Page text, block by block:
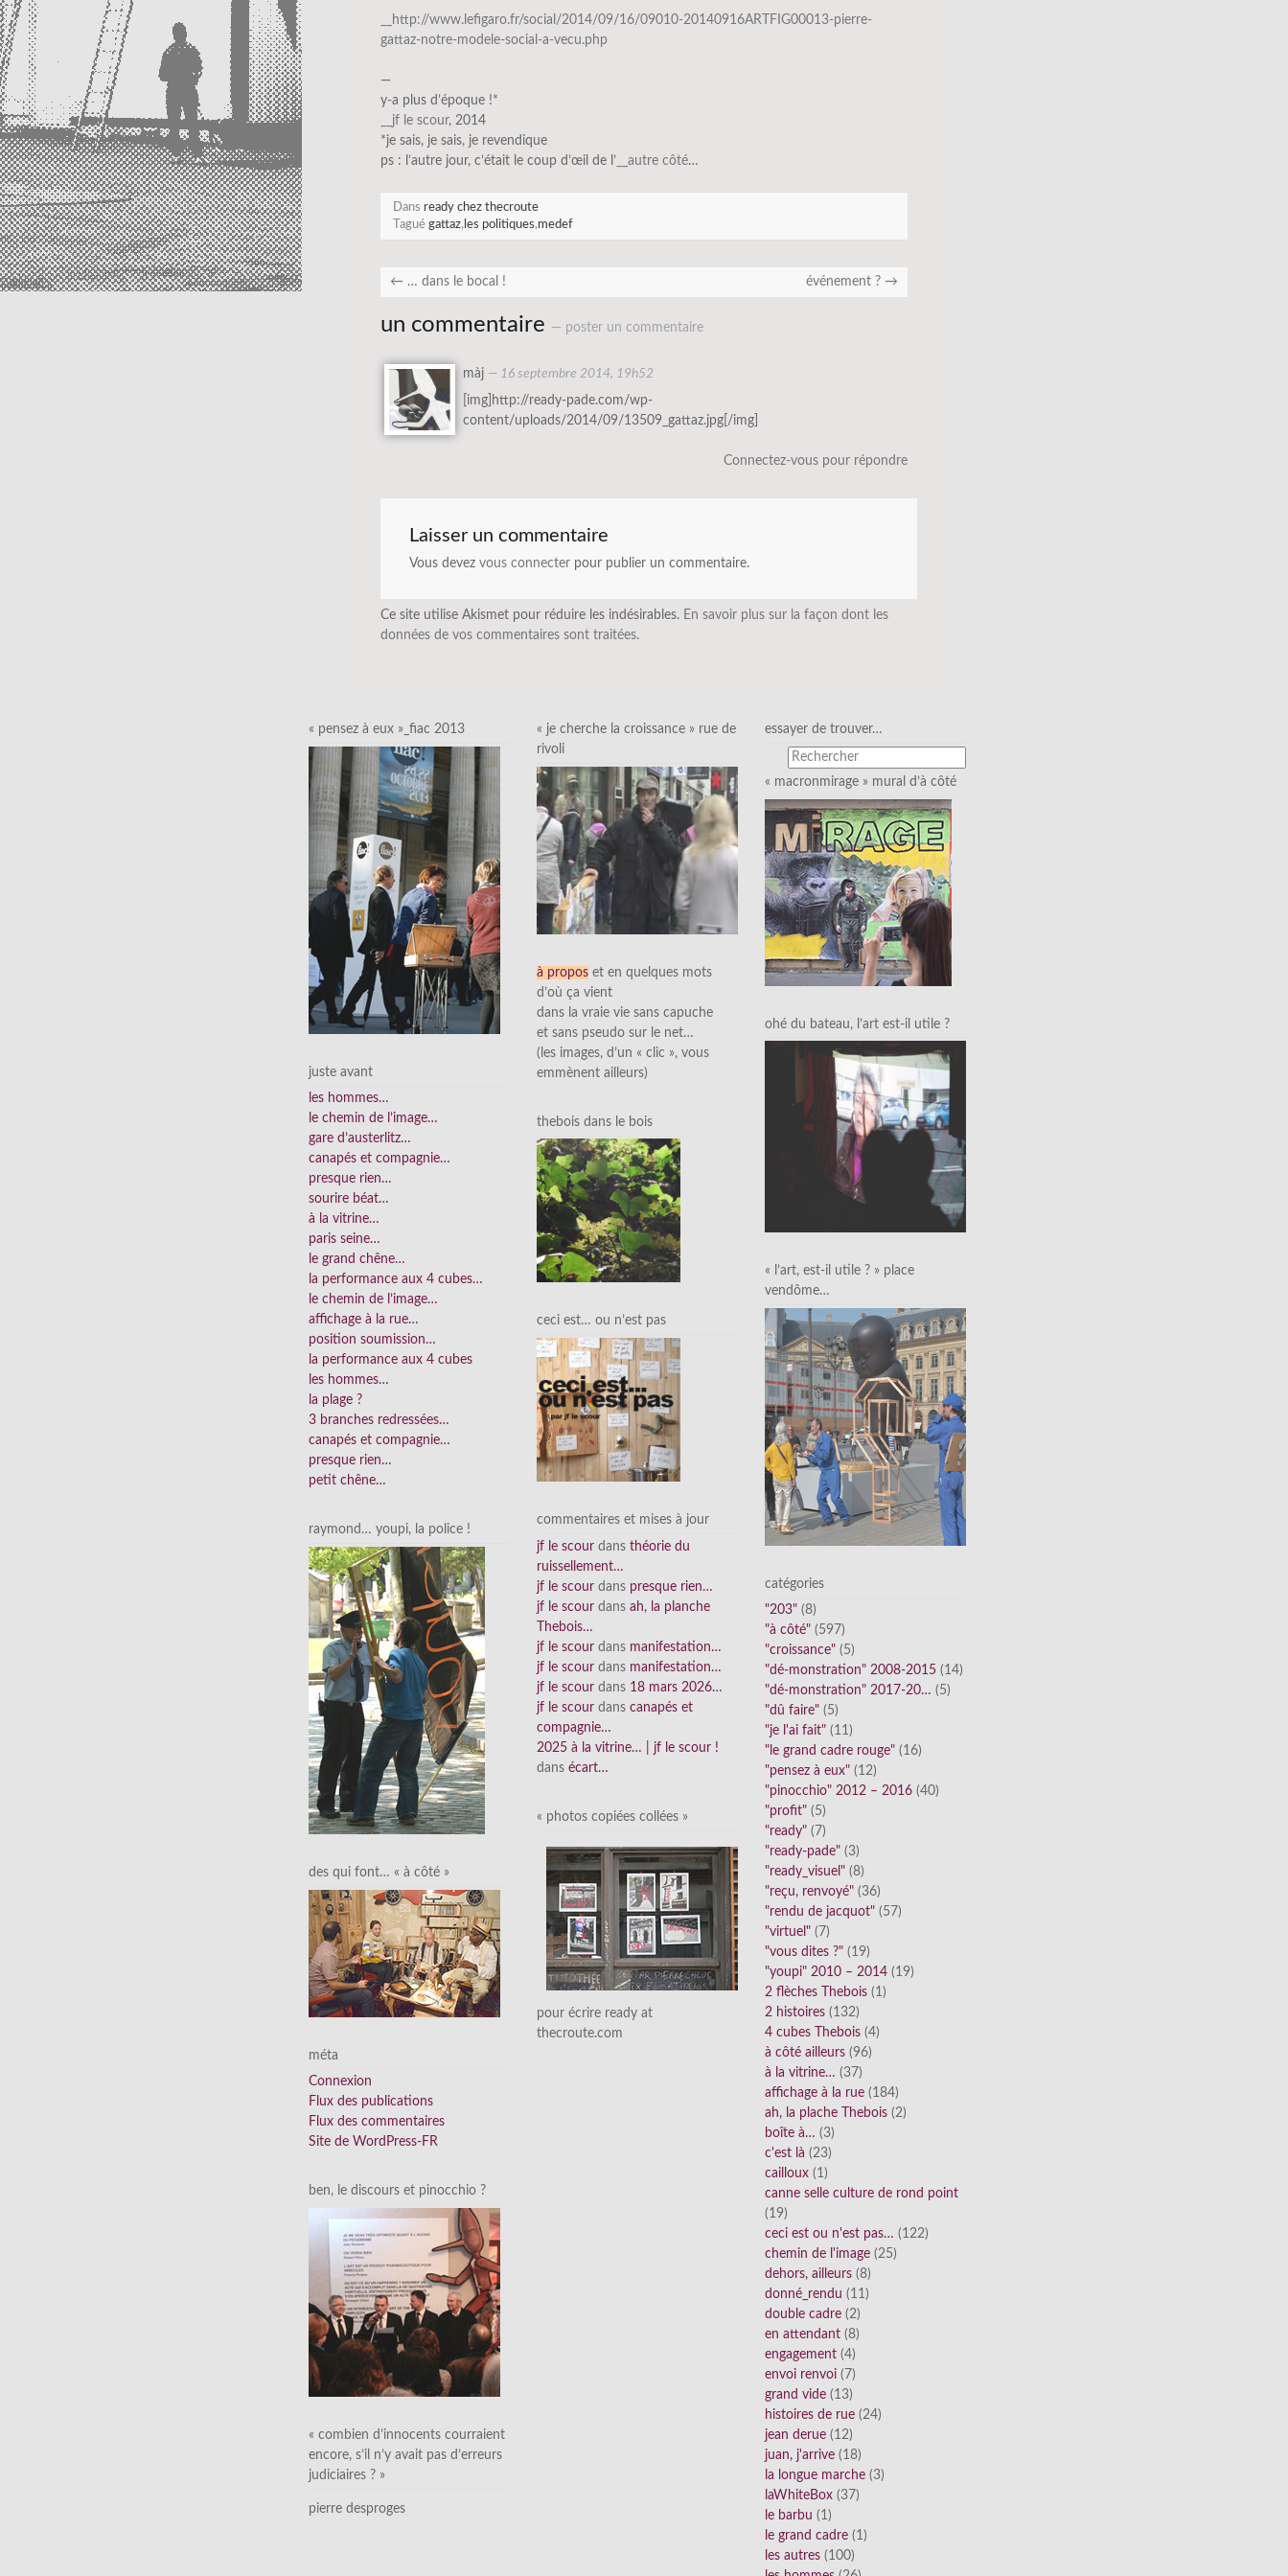
__http://www.lefigaro.fr/social/2014/09/16/09010-20140916ARTFIG00013-pierre-
gattaz-notre-modele-social-a-vecu.php
—
y-a plus d’époque !*
__jf le scour, 2014
*je sais, je sais, je revendique
ps : l’autre jour, c’était le coup d’œil de l’ __autre côté…
Dans ready chez thecroute
Tagué gattaz,les politiques,medef
← … dans le bocal ! événement ? →
un commentaire — poster un commentaire
màj — 16 septembre 2014, 19h52
[img]http://ready-pade.com/wp-
content/uploads/2014/09/13509_gattaz.jpg[/img]
Connectez-vous pour répondre
Laisser un commentaire
Vous devez vous connecter pour publier un commentaire.
Ce site utilise Akismet pour réduire les indésirables. En savoir plus sur la façon dont les
données de vos commentaires sont traitées.
« pensez à eux »_fiac 2013
juste avant
les hommes…
le chemin de l’image…
gare d’austerlitz…
canapés et compagnie…
presque rien…
sourire béat…
à la vitrine…
paris seine…
le grand chêne…
la performance aux 4 cubes…
le chemin de l’image…
affichage à la rue…
position soumission…
la performance aux 4 cubes
les hommes…
la plage ?
3 branches redressées…
canapés et compagnie…
presque rien…
petit chêne…
raymond… youpi, la police !
des qui font… « à côté »
méta
Connexion
Flux des publications
Flux des commentaires
Site de WordPress-FR
ben, le discours et pinocchio ?
« combien d’innocents courraient
encore, s’il n’y avait pas d’erreurs
judiciaires ? »
pierre desproges
« je cherche la croissance » rue de
rivoli
à propos et en quelques mots
d’où ça vient
dans la vraie vie sans capuche
et sans pseudo sur le net…
(les images, d’un « clic », vous
emmènent ailleurs)
thebois dans le bois
ceci est… ou n’est pas
commentaires et mises à jour
jf le scour dans théorie du
ruissellement…
jf le scour dans presque rien…
jf le scour dans ah, la planche
Thebois…
jf le scour dans manifestation…
jf le scour dans manifestation…
jf le scour dans 18 mars 2026…
jf le scour dans canapés et
compagnie…
2025 à la vitrine… | jf le scour !
dans écart…
« photos copiées collées »
pour écrire ready at
thecroute.com
essayer de trouver…
« macronmirage » mural d’à côté
ohé du bateau, l’art est-il utile ?
« l’art, est-il utile ? » place
vendôme…
catégories
"203" (8)
"à côté" (597)
"croissance" (5)
"dé-monstration" 2008-2015 (14)
"dé-monstration" 2017-20… (5)
"dû faire" (5)
"je l'ai fait" (11)
"le grand cadre rouge" (16)
"pensez à eux" (12)
"pinocchio" 2012 – 2016 (40)
"profit" (5)
"ready" (7)
"ready-pade" (3)
"ready_visuel" (8)
"reçu, renvoyé" (36)
"rendu de jacquot" (57)
"virtuel" (7)
"vous dites ?" (19)
"youpi" 2010 – 2014 (19)
2 flèches Thebois (1)
2 histoires (132)
4 cubes Thebois (4)
à côté ailleurs (96)
à la vitrine… (37)
affichage à la rue (184)
ah, la plache Thebois (2)
boîte à… (3)
c'est là (23)
cailloux (1)
canne selle culture de rond point
(19)
ceci est ou n'est pas… (122)
chemin de l'image (25)
dehors, ailleurs (8)
donné_rendu (11)
double cadre (2)
en attendant (8)
engagement (4)
envoi renvoi (7)
grand vide (13)
histoires de rue (24)
jean derue (12)
juan, j'arrive (18)
la longue marche (3)
laWhiteBox (37)
le barbu (1)
le grand cadre (1)
les autres (100)